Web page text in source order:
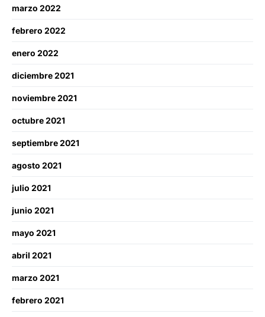
marzo 2022
febrero 2022
enero 2022
diciembre 2021
noviembre 2021
octubre 2021
septiembre 2021
agosto 2021
julio 2021
junio 2021
mayo 2021
abril 2021
marzo 2021
febrero 2021